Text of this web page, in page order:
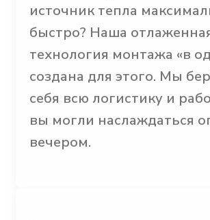
источник тепла
быстро? Наша
технология монтажа «в
создана для этого. Мы
себя всю логистику и
вы могли наслаждаться
вечером.